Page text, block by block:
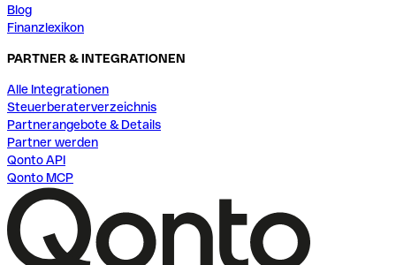
Blog
Finanzlexikon
PARTNER & INTEGRATIONEN
Alle Integrationen
Steuerberaterverzeichnis
Partnerangebote & Details
Partner werden
Qonto API
Qonto MCP